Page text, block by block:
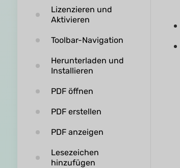
Lizenzieren und
Aktivieren
Toolbar-Navigation
Herunterladen und
Installieren
PDF öffnen
PDF erstellen
PDF anzeigen
Lesezeichen
hinzufügen